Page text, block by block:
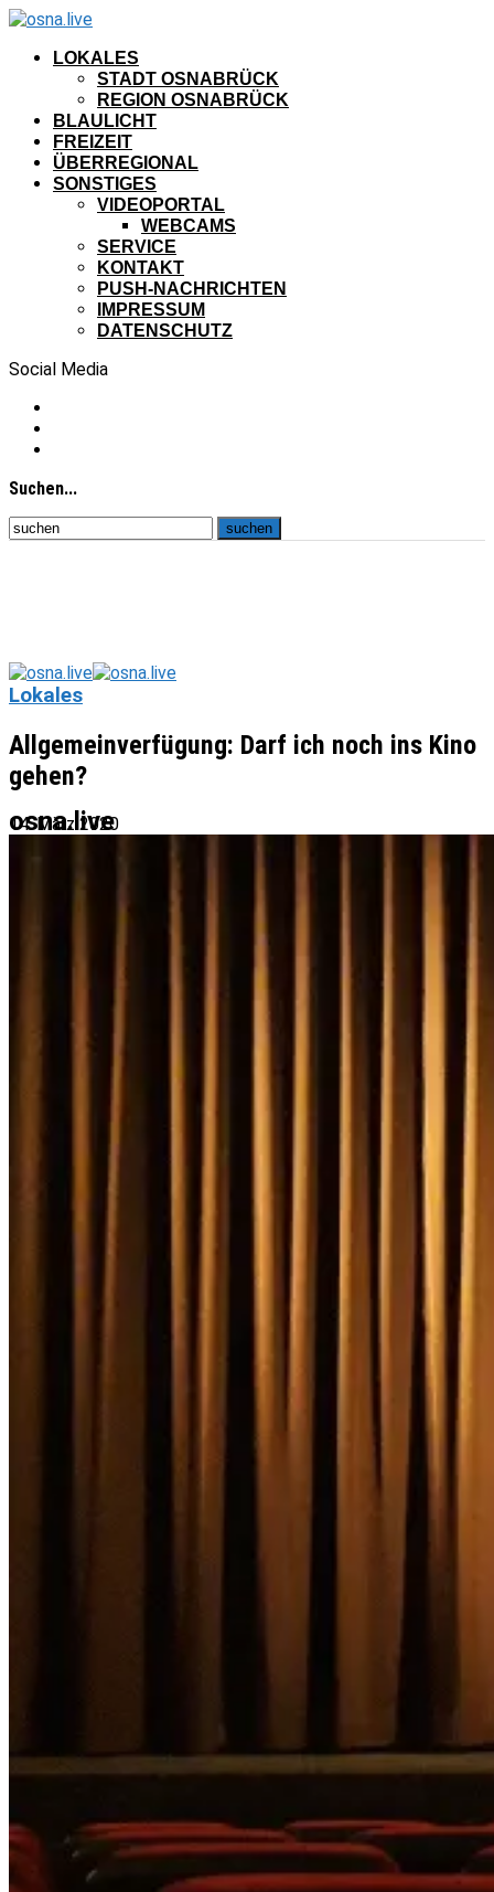
LOKALES
STADT OSNABRÜCK
REGION OSNABRÜCK
BLAULICHT
FREIZEIT
ÜBERREGIONAL
SONSTIGES
VIDEOPORTAL
WEBCAMS
SERVICE
KONTAKT
PUSH-NACHRICHTEN
IMPRESSUM
DATENSCHUTZ
Social Media
Suchen...
osna.live
Lokales
Allgemeinverfügung: Darf ich noch ins Kino
gehen?
14. März 2020